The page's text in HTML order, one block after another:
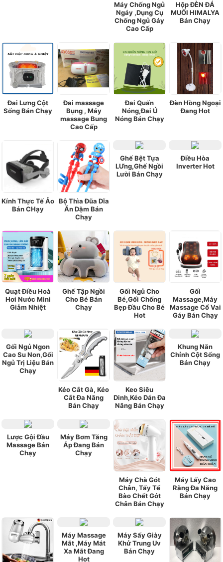
Máy Chống Ngủ
Ngáy ,Dụng Cụ
Chống Ngủ Gáy
Cao Cấp
Hộp ĐÈN ĐÁ
MUỐI HIMALYA
Bán Chạy
Đai Lưng Cột
Sống Bán Chạy
Đai massage
Bụng , Máy
massage Bung
Cao Cấp
Đai Quấn
Nóng,Đai Ủ
Nóng Bán Chạy
Đèn Hồng Ngoại
Đang Hot
Kính Thực Tế Ảo
Bán CHạy
Bộ Thìa Đũa Dĩa
Ăn Dặm Bán
Chạy
Ghế Bệt Tựa
LƯng,Ghế Ngồi
Lười Bán Chạy
Điều Hòa
Inverter Hot
Quạt Điều Hoà
Hơi Nước Mini
Giảm Nhiệt
Ghế Tập Ngồi
Cho Bé Bán
Chạy
Gối Ngủ Cho
Bé,Gối Chống
Bẹp Đầu Cho Bé
Hot
Gối
Massage,Máy
Massage Cổ Vai
Gáy Bán Chạy
Gối Ngủ Ngon
Cao Su Non,Gối
Ngủ Trị Liệu Bán
Chạy
Kéo Cắt Gà, Kéo
Cắt Đa Năng
Bán Chạy
Keo Siêu
Dinh,Kéo Dán Đa
Năng Bán Chạy
Khung Năn
Chỉnh Cột Sống
Bán Chạy
Lược Gội Đầu
Massage Bán
Chạy
Máy Bơm Tăng
Áp Đang Bán
Chạy
Máy Chà Gót
Chân, Tẩy Tế
Bào Chết Gót
Chân Bán Chạy
Máy Lấy Cao
Răng Đa Năng
Bán Chạy
Máy Massage
Mắt ,Máy Mát
Xa Mắt Đang
Hot
Máy Sấy Giày
Khử Trung Uv
Bán Chạy